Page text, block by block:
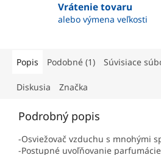
Vrátenie tovaru
alebo výmena veľkosti
Popis Podobné (1) Súvisiace
Diskusia Značka
Podrobný popis
-Osviežovač vzduchu s mnohými
-Postupné uvoľňovanie